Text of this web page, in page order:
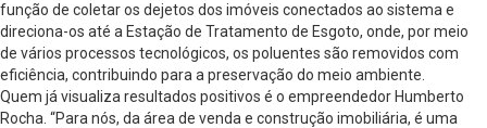
função de coletar os dejetos dos imóveis conectados ao sistema e
direciona-os até a Estação de Tratamento de Esgoto, onde, por meio
de vários processos tecnológicos, os poluentes são removidos com
eficiência, contribuindo para a preservação do meio ambiente.
Quem já visualiza resultados positivos é o empreendedor Humberto
Rocha. “Para nós, da área de venda e construção imobiliária, é uma